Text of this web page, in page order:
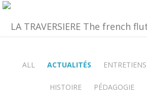
ALL ACTUALITÉS ENTRETIENS
HISTOIRE PÉDAGOGIE